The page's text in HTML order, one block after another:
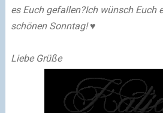
es Euch gefallen?Ich wünsch Euch
schönen Sonntag! ♥
Liebe Grüße